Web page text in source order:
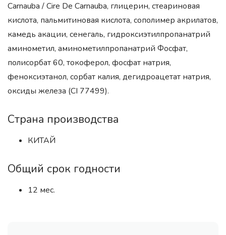
Carnauba / Cire De Carnauba, глицерин, стеариновая
кислота, пальмитиновая кислота, сополимер акрилатов,
камедь акации, сенегаль, гидроксиэтилпропанатрий
аминометил, аминометилпропанатрий Фосфат,
полисорбат 60, токоферол, фосфат натрия,
феноксиэтанол, сорбат калия, дегидроацетат натрия,
оксиды железа (CI 77499).
Страна производства
КИТАЙ
Общий срок годности
12 мес.